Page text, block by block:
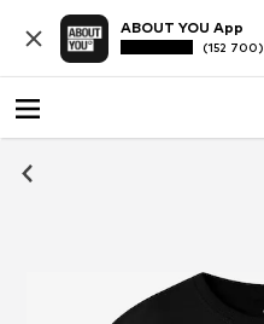
ABOUT YOU App
(152 700)